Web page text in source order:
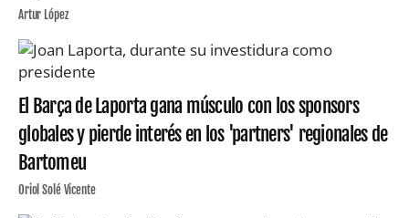
Artur López
El Barça de Laporta gana músculo con los sponsors
globales y pierde interés en los 'partners' regionales de
Bartomeu
Oriol Solé Vicente